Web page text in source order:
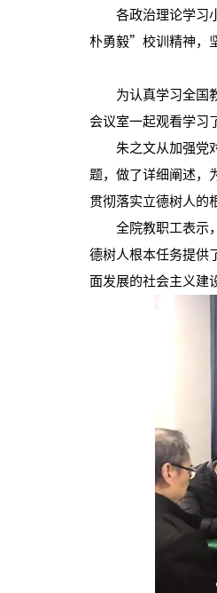
各政治理论学习小
朴勇毅”校训精神，
为认真学习全国教
会议室一起观看学习
朱之文从加强党对
题，做了详细阐述，
贯彻落实立德树人的
全院教职工表示，
德树人根本任务提供
面发展的社会主义建